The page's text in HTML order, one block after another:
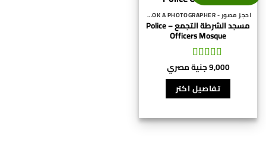
احجز مصور - BOOK A PHOTOGRAPHER
مسجد الشرطة التجمع – Police
Officers Mosque
تم التقييم5
9,000جنية مصري
تفاصيل اكتر